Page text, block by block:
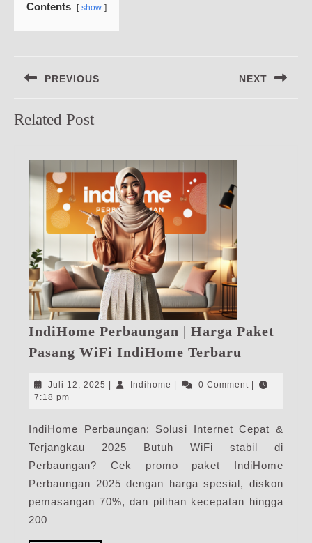
Contents show
pos
PREVIOUS
post:
NEXT
Related Post
IndiHome Perbaungan | Harga Paket
Pasang WiFi IndiHome Terbaru
|
Pasang
WiFi
IndiHome
Terbaru
Juli 12, 2025 Juli
Indihome Indihome0 Comment
7:18 pm
IndiHome Perbaungan: Solusi Internet Cepat &
Terjangkau 2025 Butuh WiFi stabil di
Perbaungan? Cek promo paket IndiHome
Perbaungan 2025 dengan harga spesial, diskon
pemasangan 70%, dan pilihan kecepatan hingga
200